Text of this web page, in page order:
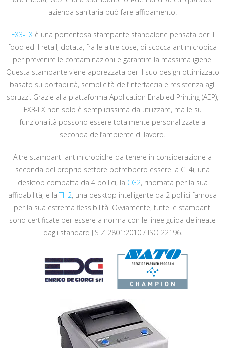
azienda sanitaria può fare affidamento.
FX3-LXè una portentosa stampante standalone pensata per il
food ed il retail, dotata, fra le altre cose, di scocca antimicrobica
per prevenire le contaminazioni e garantire la massima igiene.
Questa stampante viene apprezzata per il suo design ottimizzato
basato su portabilità, semplicità dell’interfaccia e resistenza agli
spruzzi. Grazie alla piattaforma Application Enabled Printing (AEP),
FX3-LX non solo è semplicissima da utilizzare, ma le su
funzionalità possono essere totalmente personalizzate a
seconda dell’ambiente di lavoro.
Altre stampanti antimicrobiche da tenere in considerazione a
seconda del proprio settore potrebbero essere la CT4i, una
desktop compatta da 4 pollici, la CG2, rinomata per la sua
affidabilità, e laTH2, una desktop intelligente da 2 pollici famosa
per la sua estrema flessibilità. Ovviamente, tutte le stampanti
sono certificate per essere a norma con le linee guida delineate
dagli standard JIS Z 2801:2010 / ISO 22196.